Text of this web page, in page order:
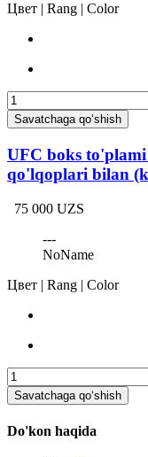
Цвет | Rang | Color
Savatchaga qo‘shish
UFC boks
qo'lqoplari bilan
75 000 UZS
---
NoName
Цвет | Rang | Color
Savatchaga qo‘shish
Do'kon haqida